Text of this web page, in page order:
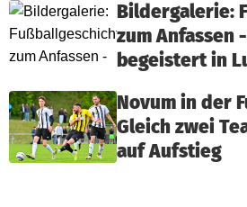
Bildergalerie:
zum Anfassen
begeistert in
Novum in der
Gleich zwei
auf Aufstieg